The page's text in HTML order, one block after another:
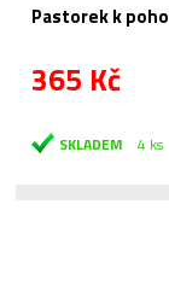
Pastorek k
365 Kč
SKLADEM 4 ks